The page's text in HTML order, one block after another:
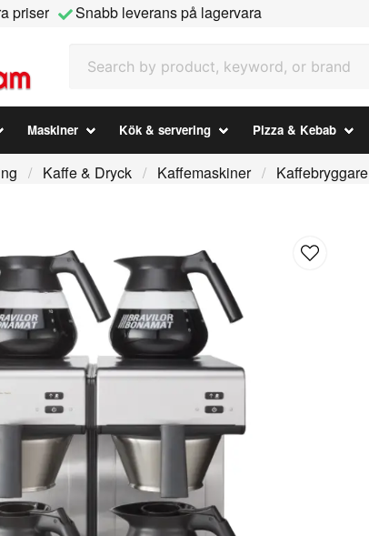
priser
Snabb leverans på lagervara
Maskiner Kök & servering Pizza & Kebab
Kaffe & Dryck Kaffemaskiner Kaffebryggare